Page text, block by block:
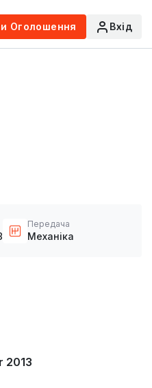
Оголошення Вхід
Передача
Механіка
2013